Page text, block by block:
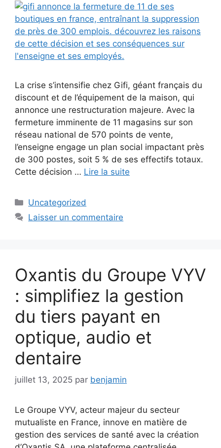
La crise s’intensifie chez Gifi, géant français du
discount et de l’équipement de la maison, qui
annonce une restructuration majeure. Avec la
fermeture imminente de 11 magasins sur son
réseau national de 570 points de vente,
l’enseigne engage un plan social impactant près
de 300 postes, soit 5 % de ses effectifs totaux.
Cette décision … Lire la suite
Catégories
Uncategorized
Laisser un commentaire
Oxantis du Groupe VYV
: simplifiez la gestion
du tiers payant en
optique, audio et
dentaire
juillet 13, 2025 par benjamin
Le Groupe VYV, acteur majeur du secteur
mutualiste en France, innove en matière de
gestion des services de santé avec la création